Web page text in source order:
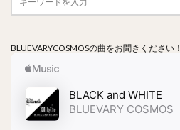
BLUEVARYCOSMOSの曲をお聞きください！